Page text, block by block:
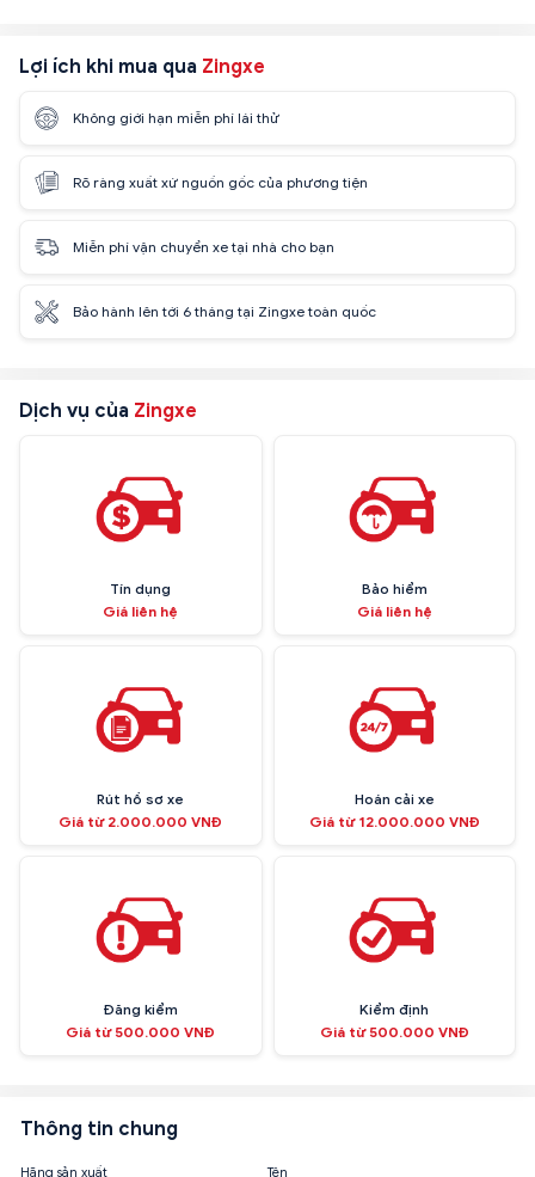
Lợi ích khi mua qua Zingxe
Không giới hạn miễn phí lái thử
Rõ ràng xuất xứ nguồn gốc của phương tiện
Miễn phí vận chuyển xe tại nhà cho bạn
Bảo hành lên tới 6 tháng tại Zingxe toàn quốc
Dịch vụ của Zingxe
Tín dụng
Giá liên hệ
Bảo hiểm
Giá liên hệ
Rút hồ sơ xe
Giá từ 2.000.000 VNĐ
Hoán cải xe
Giá từ 12.000.000 VNĐ
Đăng kiểm
Giá từ 500.000 VNĐ
Kiểm định
Giá từ 500.000 VNĐ
Thông tin chung
Hãng sản xuất Tên